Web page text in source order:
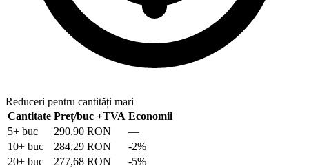
Reduceri pentru cantități mari
Cantitate Preț/buc +TVA Economii
5+ buc 290,90 RON
—
10+ buc 284,29 RON -2%
20+ buc 277,68 RON -5%